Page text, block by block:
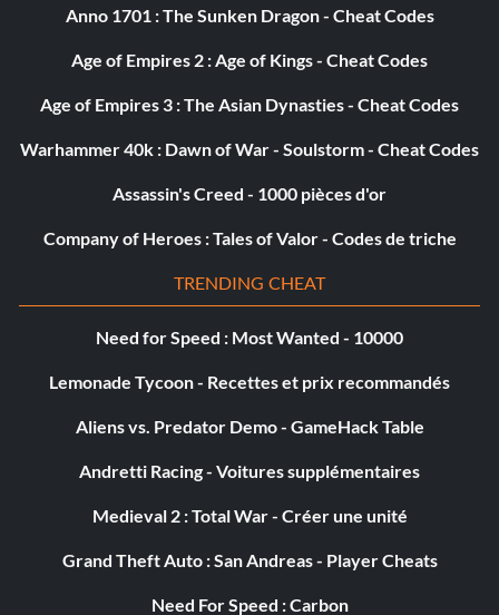
Anno 1701 : The Sunken Dragon - Cheat Codes
Age of Empires 2 : Age of Kings - Cheat Codes
Age of Empires 3 : The Asian Dynasties - Cheat Codes
Warhammer 40k : Dawn of War - Soulstorm - Cheat Codes
Assassin's Creed - 1000 pièces d'or
Company of Heroes : Tales of Valor - Codes de triche
TRENDING CHEAT
Need for Speed : Most Wanted - 10000
Lemonade Tycoon - Recettes et prix recommandés
Aliens vs. Predator Demo - GameHack Table
Andretti Racing - Voitures supplémentaires
Medieval 2 : Total War - Créer une unité
Grand Theft Auto : San Andreas - Player Cheats
Need For Speed : Carbon